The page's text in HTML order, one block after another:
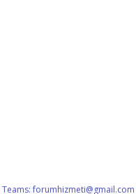
Teams:forumhizmeti@gmail.com